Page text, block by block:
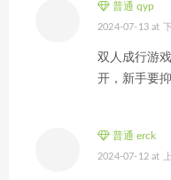
普通 qyp
2024-07-13 at
双人成行游
开，新手要
普通 erck
2024-07-12 at